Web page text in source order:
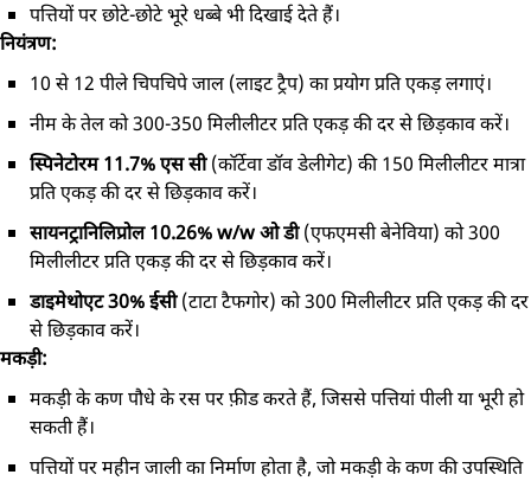
पत्तियों पर छोटे-छोटे भूरे धब्बे भी दिखाई देते हैं।
नियंत्रण:
10 से 12 पीले चिपचिपे जाल (लाइट ट्रैप) का प्रयोग प्रति एकड़ लगाएं।
नीम के तेल को 300-350 मिलीलीटर प्रति एकड़ की दर से छिड़काव करें।
स्पिनेटोरम 11.7% एस सी(कॉर्टेवा डॉव डेलीगेट) की 150 मिलीलीटर मात्रा
प्रति एकड़ की दर से छिड़काव करें।
सायनट्रानिलिप्रोल 10.26% w/w ओ डी(एफएमसी बेनेविया) को 300
मिलीलीटर प्रति एकड़ की दर से छिड़काव करें।
डाइमेथोएट 30% ईसी(टाटा टैफगोर) को 300 मिलीलीटर प्रति एकड़ की दर
से छिड़काव करें।
मकड़ी:
मकड़ी के कण पौधे के रस पर फ़ीड करते हैं, जिससे पत्तियां पीली या भूरी हो
सकती हैं।
पत्तियों पर महीन जाली का निर्माण होता है, जो मकड़ी के कण की उपस्थिति